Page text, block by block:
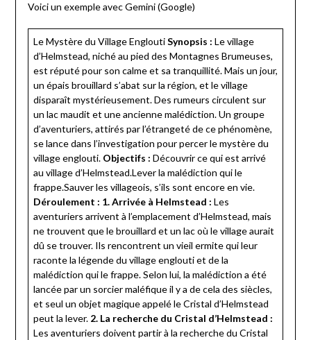
Voici un exemple avec Gemini (Google)
Le Mystère du Village EngloutiSynopsis : Le village
d’Helmstead, niché au pied des Montagnes Brumeuses,
est réputé pour son calme et sa tranquillité. Mais un jour,
un épais brouillard s’abat sur la région, et le village
disparaît mystérieusement. Des rumeurs circulent sur
un lac maudit et une ancienne malédiction. Un groupe
d’aventuriers, attirés par l’étrangeté de ce phénomène,
se lance dans l’investigation pour percer le mystère du
village englouti. Objectifs : Découvrir ce qui est arrivé
au village d’Helmstead.Lever la malédiction qui le
frappe.Sauver les villageois, s’ils sont encore en vie.
Déroulement : 1. Arrivée à Helmstead : Les
aventuriers arrivent à l’emplacement d’Helmstead, mais
ne trouvent que le brouillard et un lac où le village aurait
dû se trouver. Ils rencontrent un vieil ermite qui leur
raconte la légende du village englouti et de la
malédiction qui le frappe. Selon lui, la malédiction a été
lancée par un sorcier maléfique il y a de cela des siècles,
et seul un objet magique appelé le Cristal d’Helmstead
peut la lever. 2. La recherche du Cristal d’Helmstead :
Les aventuriers doivent partir à la recherche du Cristal